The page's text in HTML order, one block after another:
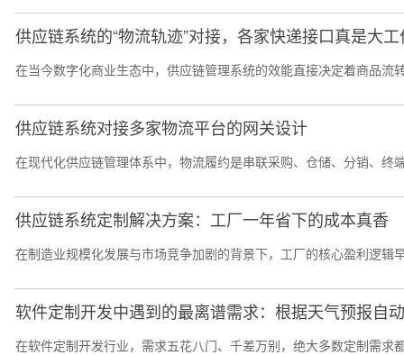
供应链系统的“物流轨迹”对接，各家快递接口真是大
在当今数字化商业生态中，供应链管理系统的效能直接决定着商品
供应链系统对接多家物流平台的网关设计
在现代化供应链管理体系中，物流履约是串联采购、仓储、分销、
供应链系统定制解决方案：工厂一年省下的成本真香
在制造业规模化发展与市场竞争加剧的背景下，工厂的核心盈利逻
软件定制开发中遇到的最离谱需求：根据天气预报自
在软件定制开发行业，需求五花八门、千差万别，绝大多数定制需